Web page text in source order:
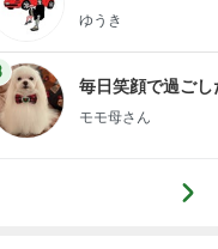
ゆうき
毎日笑顔で過ごし
モモ母さん